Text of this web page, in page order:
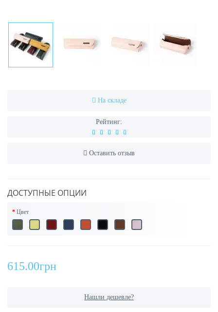
На складе
Рейтинг:
Оставить отзыв
ДОСТУПНЫЕ ОПЦИИ
Цвет
615.00грн
Нашли дешевле?